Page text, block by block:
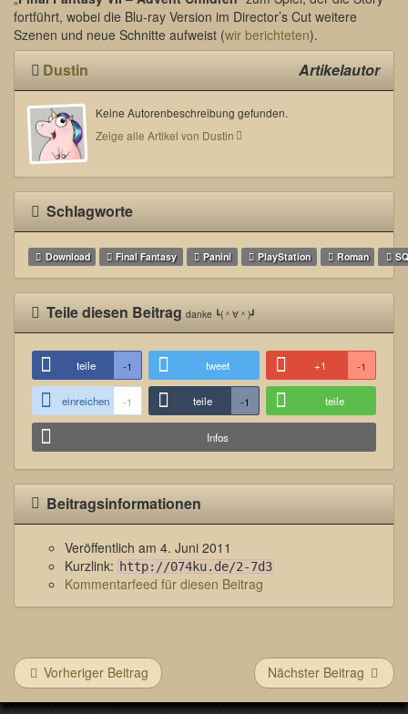
fortführt, wobei die Blu-ray Version im Director’s Cut weitere
Szenen und neue Schnitte aufweist (wir berichteten).
Dustin Artikelautor
Keine Autorenbeschreibung gefunden.
Zeige alle Artikel von Dustin
Schlagworte
Download Final Fantasy Panini PlayStation Roman
Teile diesen Beitragdanke ┗(＾∀＾)┛
teile -1 tweet +1 -1
einreichen -1 teile -1 teile
Infos
Beitragsinformationen
Veröffentlich am 4. Juni 2011
Kurzlink: http://074ku.de/2-7d3
Kommentarfeed für diesen Beitrag
Vorheriger Beitrag Nächster Beitrag